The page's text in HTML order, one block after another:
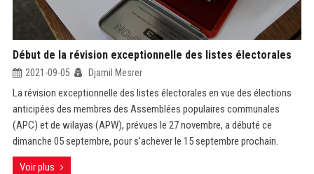
Début de la révision exceptionnelle des listes électorales
2021-09-05 Djamil Mesrer
La révision exceptionnelle des listes électorales en vue des élections
anticipées des membres des Assemblées populaires communales
(APC) et de wilayas (APW), prévues le 27 novembre, a débuté ce
dimanche 05 septembre, pour s'achever le 15 septembre prochain.
Voir plus